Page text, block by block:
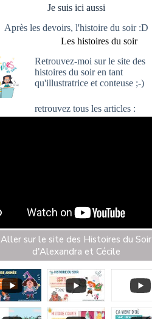
Je suis ici aussi
Après les devoirs, l'histoire du soir :D
Les histoires du soir
Retrouvez-moi sur le sitedes
histoires du soiren tant
qu'illustratrice et conteuse ;-)
retrouveztous les articles :
Aller sur le site des Histoires du Soir
d'Alexandra et Cécile